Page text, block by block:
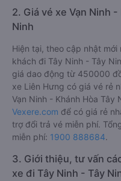
2. Giá vé xe Vạn Ninh
Ninh
Hiện tại, theo cập nhật mới
khách đi Tây Ninh - Tây
giá dao động từ 450000
xe Liên Hưng có giá vé rẻ
Vạn Ninh - Khánh Hòa Tây
Vexere.com để có giá rẻ
trợ đổi trả vé miễn phí.
miễn phí: 1900 888684.
3. Giới thiệu, tư vấn
xe đi Tây Ninh - Tây